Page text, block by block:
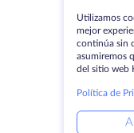
Utilizamos
mejor
continúa sin
asumiremos
del sitio web
Política de